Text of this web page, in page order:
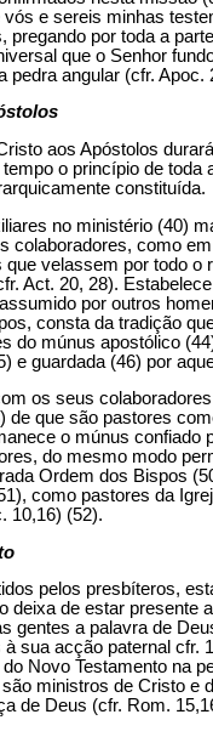
e sereis minhas
pregando por toda a
que o Senhor
angular (cfr. Apoc.
aos Apóstolos
o princípio de
constituída.
no ministério (40)
colaboradores, como
velassem por todo
Act. 20, 28).
por outros
consta da tradição
do múnus apostólico
e guardada (46) por
os seus
de que são pastores
o múnus confiado
do mesmo modo
Ordem dos Bispos
como pastores da
10,16) (52).
pelos presbíteros,
deixa de estar
gentes a palavra de
sua acção paternal
Novo Testamento na
ministros de Cristo
de Deus (cfr. Rom.